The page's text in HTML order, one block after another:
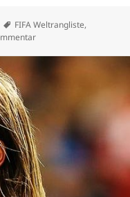
Schlagwörter
FIFA Weltrangliste,
zu Wales und Rumänien